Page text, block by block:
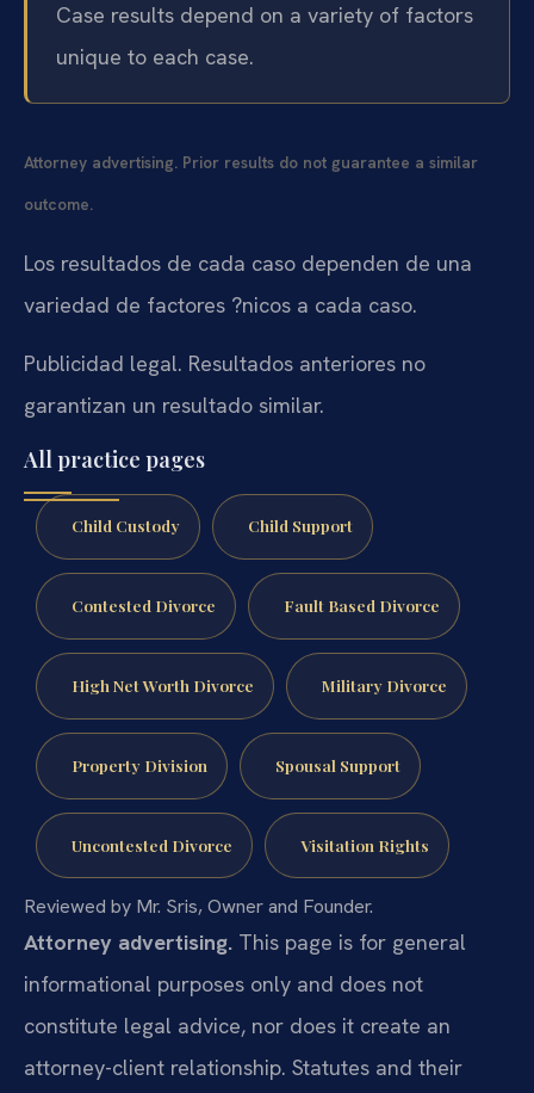
Case results depend on a variety of factors
unique to each case.
Attorney advertising. Prior results do not guarantee a similar
outcome.
Los resultados de cada caso dependen de una
variedad de factores ?nicos a cada caso.
Publicidad legal. Resultados anteriores no
garantizan un resultado similar.
All practice pages
Child Custody Child Support
Contested Divorce Fault Based Divorce
High Net Worth Divorce Military Divorce
Property Division Spousal Support
Uncontested Divorce Visitation Rights
Reviewed by Mr. Sris, Owner and Founder.
Attorney advertising. This page is for general
informational purposes only and does not
constitute legal advice, nor does it create an
attorney-client relationship. Statutes and their